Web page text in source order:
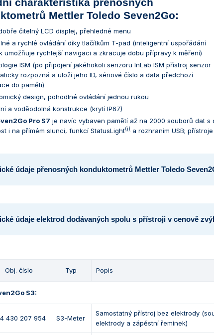
Mettler Toledo Seven2Go:
čitelný LCD displej, přehledné menu
a rychlé ovládání díky tlačítkům T-pad (inteligentní uspořádání
umožňuje rychlejší navigaci a zkracuje dobu přípravy k měření)
ISM (po připojení jakéhokoli senzoru InLab ISM přístroj senzor
rozpozná a uloží jeho ID, sériové číslo a data předchozí
do paměti)
design, pohodlné ovládání jednou rukou
a voděodolná konstrukce (krytí IP67)
Pro S7 je navíc vybaven pamětí až na 2000 souborů dat s
i na přímém slunci, funkcí StatusLight(i) a rozhraním USB;
údaje přenosných konduktometrů Mettler Toledo
údaje elektrod dodávaných spolu s přístroji v cenově
Obj. číslo Typ Popis
S3:
430 207 954 S3-Meter
Samostatný přístroj bez elektrody
elektrody a zápěstní řemínek)